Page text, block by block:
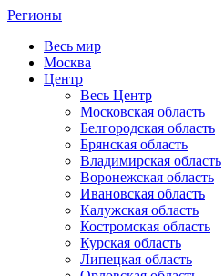
Регионы
Весь мир
Москва
Центр
Весь Центр
Московская область
Белгородская область
Брянская область
Владимирская область
Воронежская область
Ивановская область
Калужская область
Костромская область
Курская область
Липецкая область